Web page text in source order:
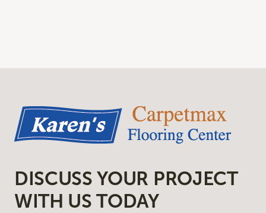
DISCUSS YOUR PROJECT
WITH US TODAY